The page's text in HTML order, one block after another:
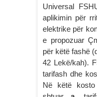
Universal
aplikimin për
elektrike për
e propozuar
për këtë fashë
42 Lekë/kah).
tarifash dhe
Në këtë